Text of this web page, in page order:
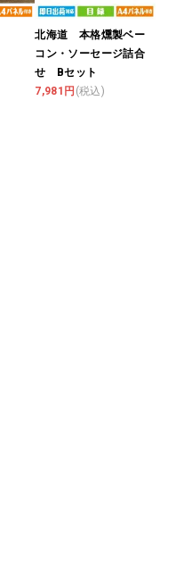
北海道 本格燻製ベー
コン・ソーセージ詰合
せ Bセット
7,981円 (税込)